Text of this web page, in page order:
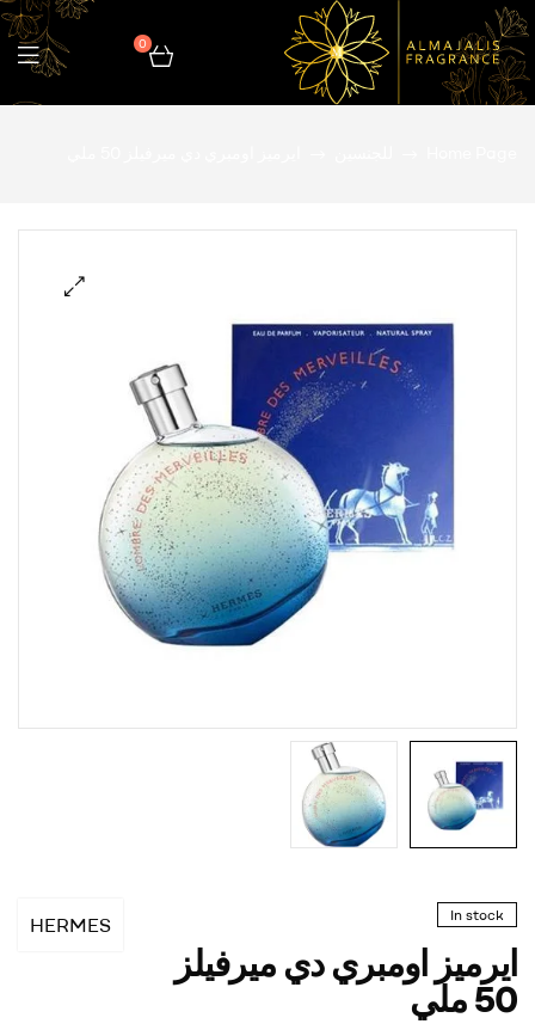
0
HERMES In stock
ايرميز اومبري دي ميرفيلز
50 ملي